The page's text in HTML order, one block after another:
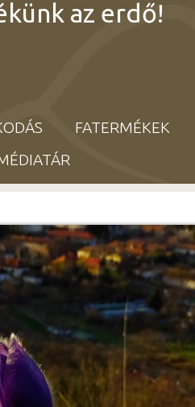
az erdő!
FATERMÉKEK